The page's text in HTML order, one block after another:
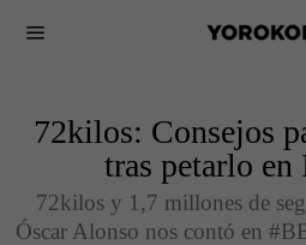
72kilos: Consejos
tras petarlo en
72kilos y 1,7 millones de
Óscar Alonso nos contó en